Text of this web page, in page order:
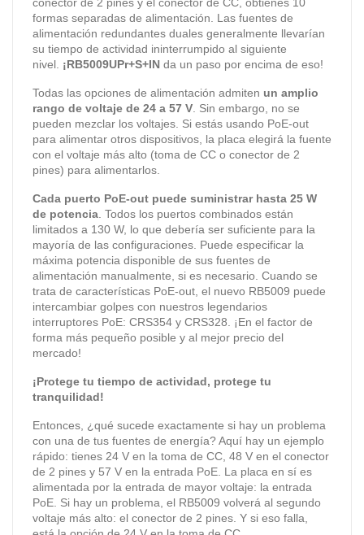
formas separadas de alimentación. Las fuentes de
alimentación redundantes duales generalmente llevarían
su tiempo de actividad ininterrumpido al siguiente
nivel. ¡RB5009UPr+S+IN da un paso por encima de eso!
Todas las opciones de alimentación admiten un amplio
rango de voltaje de 24 a 57 V . Sin embargo, no se
pueden mezclar los voltajes. Si estás usando PoE-out
para alimentar otros dispositivos, la placa elegirá la fuente
con el voltaje más alto (toma de CC o conector de 2
pines) para alimentarlos.
Cada puerto PoE-out puede suministrar hasta 25 W
de potencia . Todos los puertos combinados están
limitados a 130 W, lo que debería ser suficiente para la
mayoría de las configuraciones. Puede especificar la
máxima potencia disponible de sus fuentes de
alimentación manualmente, si es necesario. Cuando se
trata de características PoE-out, el nuevo RB5009 puede
intercambiar golpes con nuestros legendarios
interruptores PoE: CRS354 y CRS328. ¡En el factor de
forma más pequeño posible y al mejor precio del
mercado!
¡Protege tu tiempo de actividad, protege tu
tranquilidad!
Entonces, ¿qué sucede exactamente si hay un problema
con una de tus fuentes de energía? Aquí hay un ejemplo
rápido: tienes 24 V en la toma de CC, 48 V en el conector
de 2 pines y 57 V en la entrada PoE. La placa en sí es
alimentada por la entrada de mayor voltaje: la entrada
PoE. Si hay un problema, el RB5009 volverá al segundo
voltaje más alto: el conector de 2 pines. Y si eso falla,